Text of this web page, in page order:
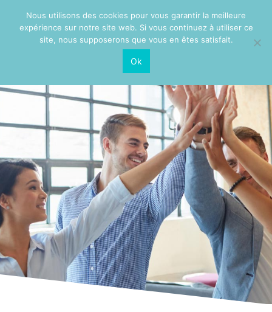
Nous utilisons des cookies pour vous garantir la meilleure
expérience sur notre site web. Si vous continuez à utiliser ce
site, nous supposerons que vous en êtes satisfait.
Ok